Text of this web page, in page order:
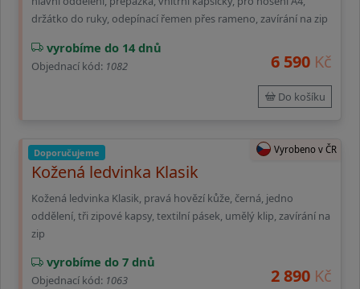
držátko do ruky, odepínací řemen přes rameno, zavírání na zip
vyrobíme do 14 dnů
Objednací kód: 1082 6 590 Kč
Do košíku
Doporučujeme Vyrobeno v ČR
Kožená ledvinka Klasik
Kožená ledvinka Klasik, pravá hovězí kůže, černá, jedno
oddělení, tři zipové kapsy, textilní pásek, umělý klip, zavírání na
zip
vyrobíme do 7 dnů
Objednací kód: 1063 2 890 Kč